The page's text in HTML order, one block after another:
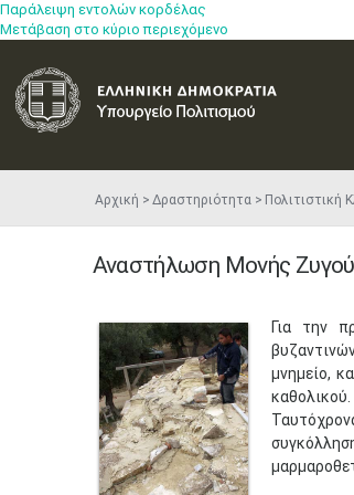
Παράλειψη εντολών κορδέλας
Μετάβαση στο κύριο περιεχόμενο
Αρχική Δραστηριότητα Πολιτιστική
Αναστήλωση Μονής
Για την
μνημείο,
καθολικού.